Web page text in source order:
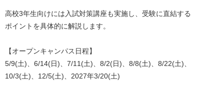
高校3年生向けには入試対策講座も実施し、受験に直結する
ポイントを具体的に解説します。
【オープンキャンパス日程】
5/9(土)、6/14(日)、7/11(土)、8/2(日)、8/8(土)、8/22(土)、
10/3(土)、12/5(土)、2027年3/20(土)